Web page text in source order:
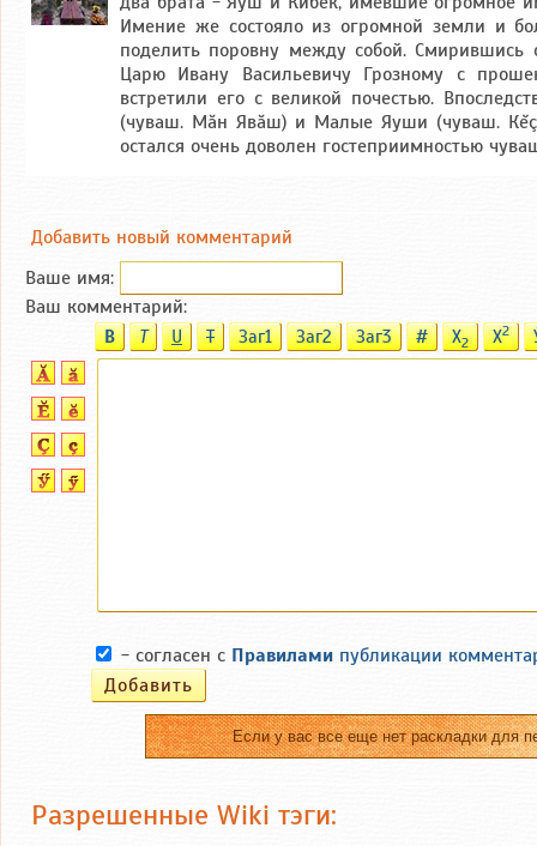
Имение же состояло из огромной земли и
поделить поровну между собой. Смирившись
Царю Ивану Васильевичу Грозному с
встретили его с великой почестью.
(чуваш. Мăн Явăш) и Малые Яуши (чуваш.
остался очень доволен гостеприимностью
Добавить новый комментарий
Ваше имя:
Ваш комментарий:
B T U T Заг1 Заг2 Заг3 # X2 X2
- согласен с Правилами публикации
Если у вас все еще нет раскладки для
Разрешенные Wiki тэги: